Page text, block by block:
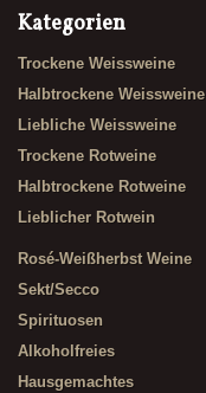
Kategorien
Trockene Weissweine
Halbtrockene Weissweine
Liebliche Weissweine
Trockene Rotweine
Halbtrockene Rotweine
Lieblicher Rotwein
Rosé-Weißherbst Weine
Sekt/Secco
Spirituosen
Alkoholfreies
Hausgemachtes